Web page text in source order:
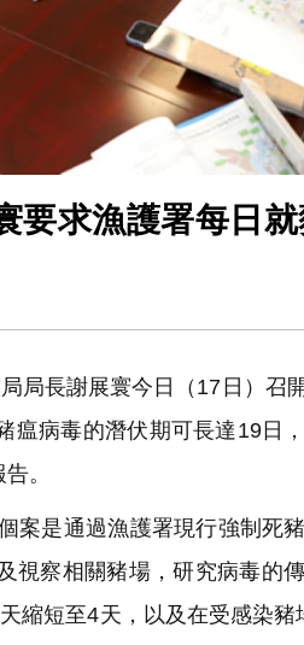
要求漁護署每日
局長謝展寰今日（17日）召
病毒的潛伏期可長達19日
。
是通過漁護署現行強制死豬
視察相關豬場，研究病毒的
縮短至4天，以及在受感染